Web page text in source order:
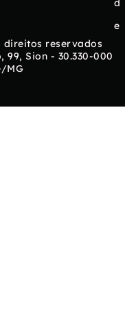
d
e
direitos reservados
99, Sion - 30.330-000
MG